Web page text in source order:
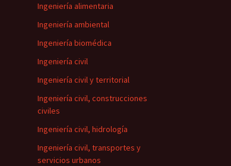
Ingeniería alimentaria
Ingeniería ambiental
Ingeniería biomédica
Ingeniería civil
Ingeniería civil y territorial
Ingeniería civil, construcciones
civiles
Ingeniería civil, hidrología
Ingeniería civil, transportes y
servicios urbanos